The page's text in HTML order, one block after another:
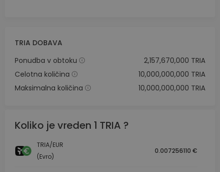
TRIA DOBAVA
Ponudba v obtoku
2,157,670,000 TRIA
Celotna količina
10,000,000,000 TRIA
Maksimalna količina
10,000,000,000 TRIA
Koliko je vreden 1 TRIA ?
TRIA/EUR
(Evro)
0.007256110 €